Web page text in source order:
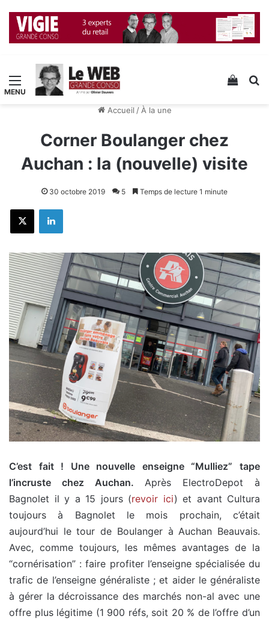
Menu Voir
Accueil / À la une
Corner Boulanger chez
Auchan : la (nouvelle) visite
30 octobre 2019 5 Temps de lecture 1 minute
X Linkedin
C’est fait ! Une nouvelle enseigne “Mulliez” tape
l’incruste chez Auchan. Après ElectroDepot à
Bagnolet il y a 15 jours (revoir ici) et avant Cultura
toujours à Bagnolet le mois prochain, c’était
aujourd’hui le tour de Boulanger à Auchan Beauvais.
Avec, comme toujours, les mêmes avantages de la
“cornérisation” : faire profiter l’enseigne spécialisée du
trafic de l’enseigne généraliste ; et aider le généraliste
à gérer la décroissance des marchés non-al avec une
offre plus légitime (1 900 réfs, soit 20 % de l’offre d’un